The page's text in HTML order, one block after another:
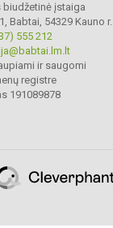
biudžetinė įstaiga
Babtai, 54329 Kauno r.
555 212
ir saugomi
registre
191089878